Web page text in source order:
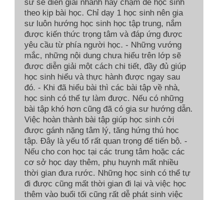
sư sẽ diễn giải nhanh hay chậm để học sinh
theo kịp bài học. Chỉ dạy 1 học sinh nên gia
sư luôn hướng học sinh học tập trung, nắm
được kiến thức trọng tâm và đáp ứng được
yêu cầu từ phía người học. - Những vướng
mắc, những nội dung chưa hiểu trên lớp sẽ
được diễn giải một cách chi tiết, đầy đủ giúp
học sinh hiểu và thực hành được ngay sau
đó. - Khi đã hiểu bài thì các bài tập về nhà,
học sinh có thể tự làm được. Nếu có những
bài tập khó hơn cũng đã có gia sư hướng dẫn.
Việc hoàn thành bài tập giúp học sinh cởi
được gánh nặng tâm lý, tăng hứng thú học
tập. Đây là yếu tố rất quan trọng để tiến bộ. -
Nếu cho con học tại các trung tâm hoặc các
cơ sở học dạy thêm, phụ huynh mất nhiều
thời gian đưa rước. Những học sinh có thể tự
đi được cũng mất thời gian đi lại và việc học
thêm vào buổi tối cũng rất dễ phát sinh việc